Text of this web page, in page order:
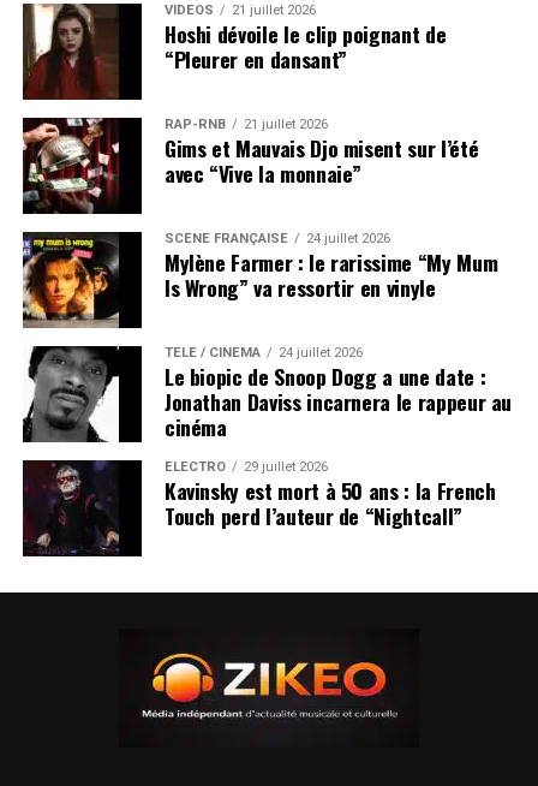
VIDEOS 21 juillet 2026
Hoshi dévoile le clip poignant de
“Pleurer en dansant”
RAP-RNB 21 juillet 2026
Gims et Mauvais Djo misent sur l’été
avec “Vive la monnaie”
SCÈNE FRANÇAISE 24 juillet 2026
Mylène Farmer : le rarissime “My Mum
Is Wrong” va ressortir en vinyle
TÉLÉ / CINÉMA 24 juillet 2026
Le biopic de Snoop Dogg a une date :
Jonathan Daviss incarnera le rappeur au
cinéma
ÉLECTRO 29 juillet 2026
Kavinsky est mort à 50 ans : la French
Touch perd l’auteur de “Nightcall”